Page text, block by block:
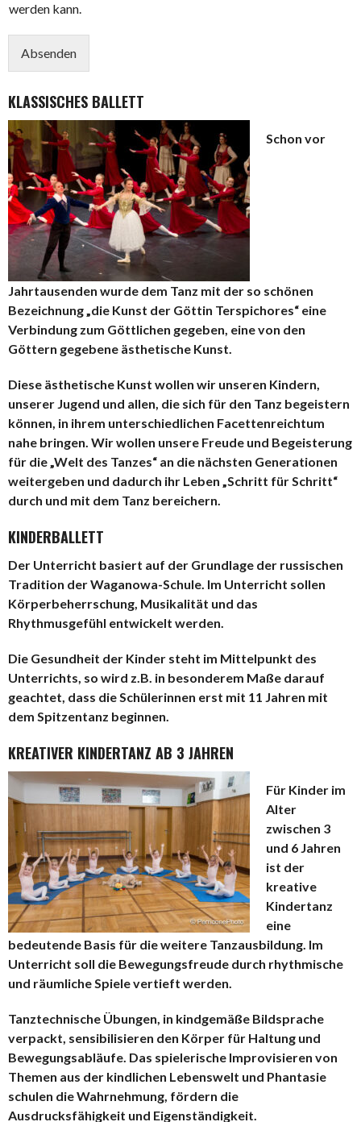
werden kann.
Absenden
KLASSISCHES BALLETT
Schon vor
Jahrtausenden wurde dem Tanz mit der so schönen
Bezeichnung „die Kunst der Göttin Terspichores“ eine
Verbindung zum Göttlichen gegeben, eine von den
Göttern gegebene ästhetische Kunst.
Diese ästhetische Kunst wollen wir unseren Kindern,
unserer Jugend und allen, die sich für den Tanz begeistern
können, in ihrem unterschiedlichen Facettenreichtum
nahe bringen. Wir wollen unsere Freude und Begeisterung
für die „Welt des Tanzes“ an die nächsten Generationen
weitergeben und dadurch ihr Leben „Schritt für Schritt“
durch und mit dem Tanz bereichern.
KINDERBALLETT
Der Unterricht basiert auf der Grundlage der russischen
Tradition der Waganowa-Schule. Im Unterricht sollen
Körperbeherrschung, Musikalität und das
Rhythmusgefühl entwickelt werden.
Die Gesundheit der Kinder steht im Mittelpunkt des
Unterrichts, so wird z.B. in besonderem Maße darauf
geachtet, dass die Schülerinnen erst mit 11 Jahren mit
dem Spitzentanz beginnen.
KREATIVER KINDERTANZ AB 3 JAHREN
Für Kinder im
Alter
zwischen 3
und 6 Jahren
ist der
kreative
Kindertanz
eine
bedeutende Basis für die weitere Tanzausbildung. Im
Unterricht soll die Bewegungsfreude durch rhythmische
und räumliche Spiele vertieft werden.
Tanztechnische Übungen, in kindgemäße Bildsprache
verpackt, sensibilisieren den Körper für Haltung und
Bewegungsabläufe. Das spielerische Improvisieren von
Themen aus der kindlichen Lebenswelt und Phantasie
schulen die Wahrnehmung, fördern die
Ausdrucksfähigkeit und Eigenständigkeit.